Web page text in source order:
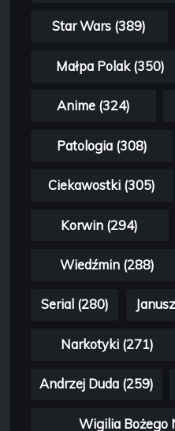
Star Wars (389)
Małpa Polak (350)
Anime (324)
Patologia (308)
Ciekawostki (305)
Korwin (294)
Wiedźmin (288)
Serial (280)
Narkotyki (271)
Andrzej Duda (259)
Wigilia Bożego